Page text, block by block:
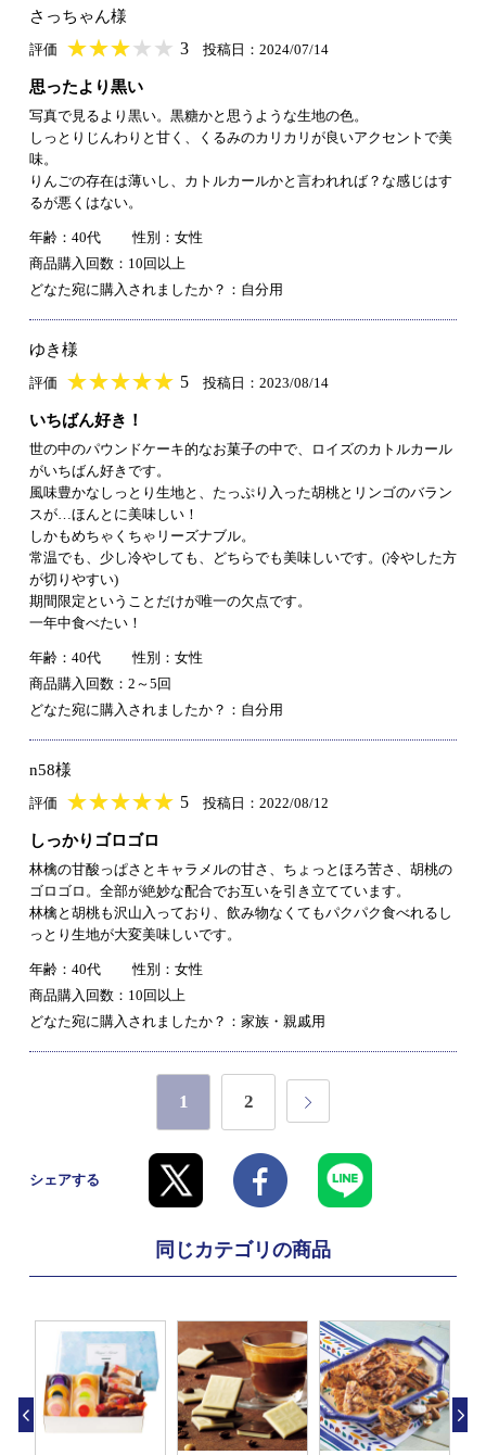
さっちゃん様
評価 ★★★★★
★★★★★ 3 投稿日：2024/07/14
思ったより黒い
写真で見るより黒い。黒糖かと思うような生地の色。
しっとりじんわりと甘く、くるみのカリカリが良いアクセントで美
味。
りんごの存在は薄いし、カトルカールかと言われれば？な感じはす
るが悪くはない。
年齢：40代
性別：女性
商品購入回数：10回以上
どなた宛に購入されましたか？：自分用
ゆき様
評価 ★★★★★
★★★★★ 5 投稿日：2023/08/14
いちばん好き！
世の中のパウンドケーキ的なお菓子の中で、ロイズのカトルカール
がいちばん好きです。
風味豊かなしっとり生地と、たっぷり入った胡桃とリンゴのバラン
スが…ほんとに美味しい！
しかもめちゃくちゃリーズナブル。
常温でも、少し冷やしても、どちらでも美味しいです。(冷やした方
が切りやすい)
期間限定ということだけが唯一の欠点です。
一年中食べたい！
年齢：40代
性別：女性
商品購入回数：2～5回
どなた宛に購入されましたか？：自分用
n58様
評価 ★★★★★
★★★★★ 5 投稿日：2022/08/12
しっかりゴロゴロ
林檎の甘酸っぱさとキャラメルの甘さ、ちょっとほろ苦さ、胡桃の
ゴロゴロ。全部が絶妙な配合でお互いを引き立てています。
林檎と胡桃も沢山入っており、飲み物なくてもパクパク食べれるし
っとり生地が大変美味しいです。
年齢：40代
性別：女性
商品購入回数：10回以上
どなた宛に購入されましたか？：家族・親戚用
1 2
シェアする
同じカテゴリの商品